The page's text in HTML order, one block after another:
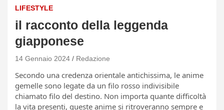
LIFESTYLE
il racconto della leggenda
giapponese
14 Gennaio 2024 Redazione
Secondo una credenza orientale antichissima, le anime
gemelle sono legate da un filo rosso indivisibile
chiamato filo del destino. Non importa quante difficoltà
la vita presenti, queste anime si ritroveranno sempre e